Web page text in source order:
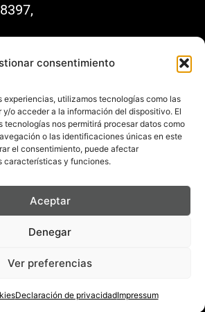
consentimiento
experiencias, utilizamos tecnologías como las
o acceder a la información del dispositivo. El
tecnologías nos permitirá procesar datos como
o las identificaciones únicas en este
el consentimiento, puede afectar
características y funciones.
Aceptar
Denegar
Ver preferencias
Declaración de privacidadImpressum
: albertomartinweb.es